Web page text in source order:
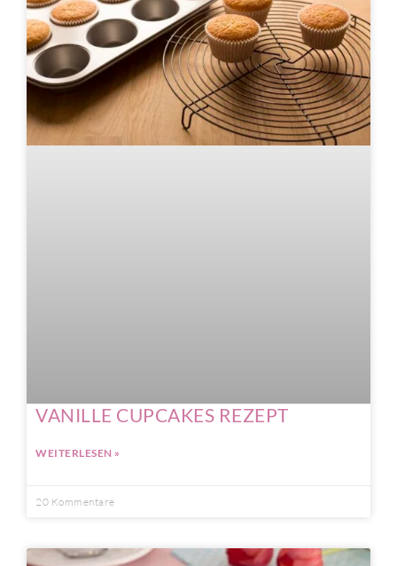
VANILLE CUPCAKES REZEPT
WEITERLESEN »
20 Kommentare